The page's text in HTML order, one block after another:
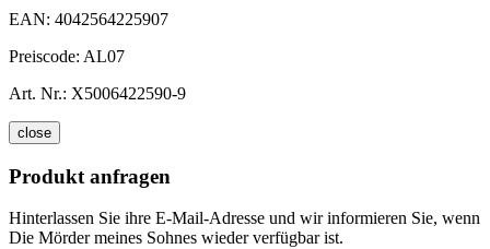
EAN: 4042564225907
Preiscode: AL07
Art. Nr.: X5006422590-9
close
Produkt anfragen
Hinterlassen Sie ihre E-Mail-Adresse und wir informieren Sie, wenn
Die Mörder meines Sohnes wieder verfügbar ist.